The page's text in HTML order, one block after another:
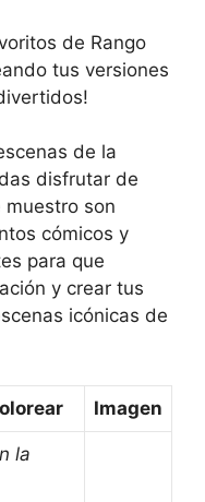
de Rango
tus versiones
de la
disfrutar de
muestro son
cómicos y
para que
y crear tus
icónicas de
Imagen
la